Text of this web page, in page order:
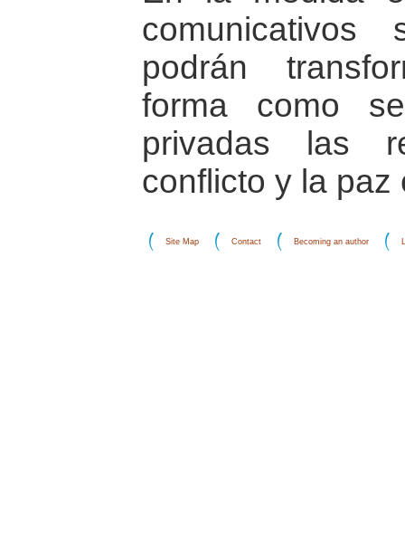
comunicativos
podrán
forma como
privadas las
conflicto y la paz
Site Map Contact Becoming an author